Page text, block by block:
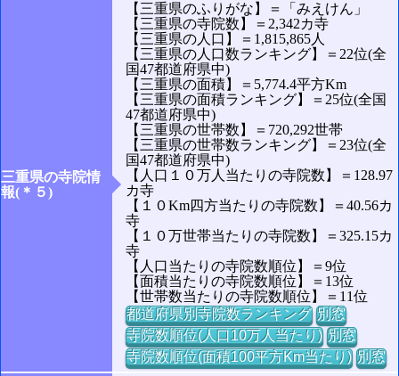
三重県の寺院情
報(＊５)
【三重県のふりがな】＝「みえけん」
【三重県の寺院数】＝2,342カ寺
【三重県の人口】＝1,815,865人
【三重県の人口数ランキング】＝22位(全
国47都道府県中)
【三重県の面積】＝5,774.4平方Km
【三重県の面積ランキング】＝25位(全国
47都道府県中)
【三重県の世帯数】＝720,292世帯
【三重県の世帯数ランキング】＝23位(全
国47都道府県中)
【人口１０万人当たりの寺院数】＝128.97
カ寺
【１０Km四方当たりの寺院数】＝40.56カ
寺
【１０万世帯当たりの寺院数】＝325.15カ
寺
【人口当たりの寺院数順位】＝9位
【面積当たりの寺院数順位】＝13位
【世帯数当たりの寺院数順位】＝11位
都道府県別寺院数ランキング 別窓
寺院数順位(人口10万人当たり) 別窓
寺院数順位(面積100平方Km当たり) 別窓